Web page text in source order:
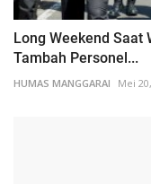
Long Weekend Saat
Tambah Personel...
HUMAS MANGGARAI Mei